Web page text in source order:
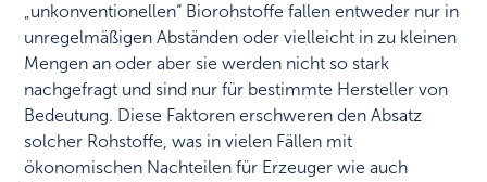
„unkonventionellen“ Biorohstoffe fallen entweder nur in
unregelmäßigen Abständen oder vielleicht in zu kleinen
Mengen an oder aber sie werden nicht so stark
nachgefragt und sind nur für bestimmte Hersteller von
Bedeutung. Diese Faktoren erschweren den Absatz
solcher Rohstoffe, was in vielen Fällen mit
ökonomischen Nachteilen für Erzeuger wie auch